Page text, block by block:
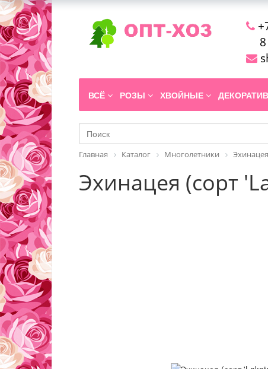
ВСЁ РОЗЫ ХВОЙНЫЕ
Главная Каталог Многолетники Эхинацея
Эхинацея (сорт